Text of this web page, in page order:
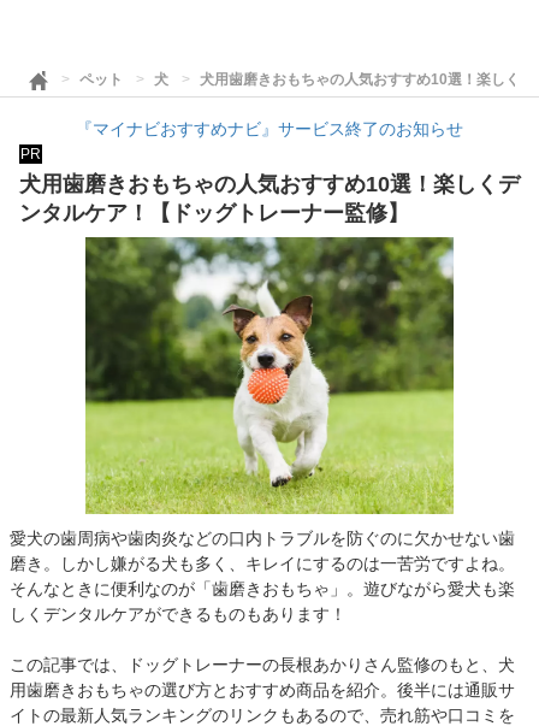
ペット 犬 犬用歯磨きおもちゃの人気おすすめ10選！楽しく
『マイナビおすすめナビ』サービス終了のお知らせ
PR
犬用歯磨きおもちゃの人気おすすめ10選！楽しくデ
ンタルケア！【ドッグトレーナー監修】
愛犬の歯周病や歯肉炎などの口内トラブルを防ぐのに欠かせない歯
磨き。しかし嫌がる犬も多く、キレイにするのは一苦労ですよね。
そんなときに便利なのが「歯磨きおもちゃ」。遊びながら愛犬も楽
しくデンタルケアができるものもあります！
この記事では、ドッグトレーナーの長根あかりさん監修のもと、犬
用歯磨きおもちゃの選び方とおすすめ商品を紹介。後半には通販サ
イトの最新人気ランキングのリンクもあるので、売れ筋や口コミを